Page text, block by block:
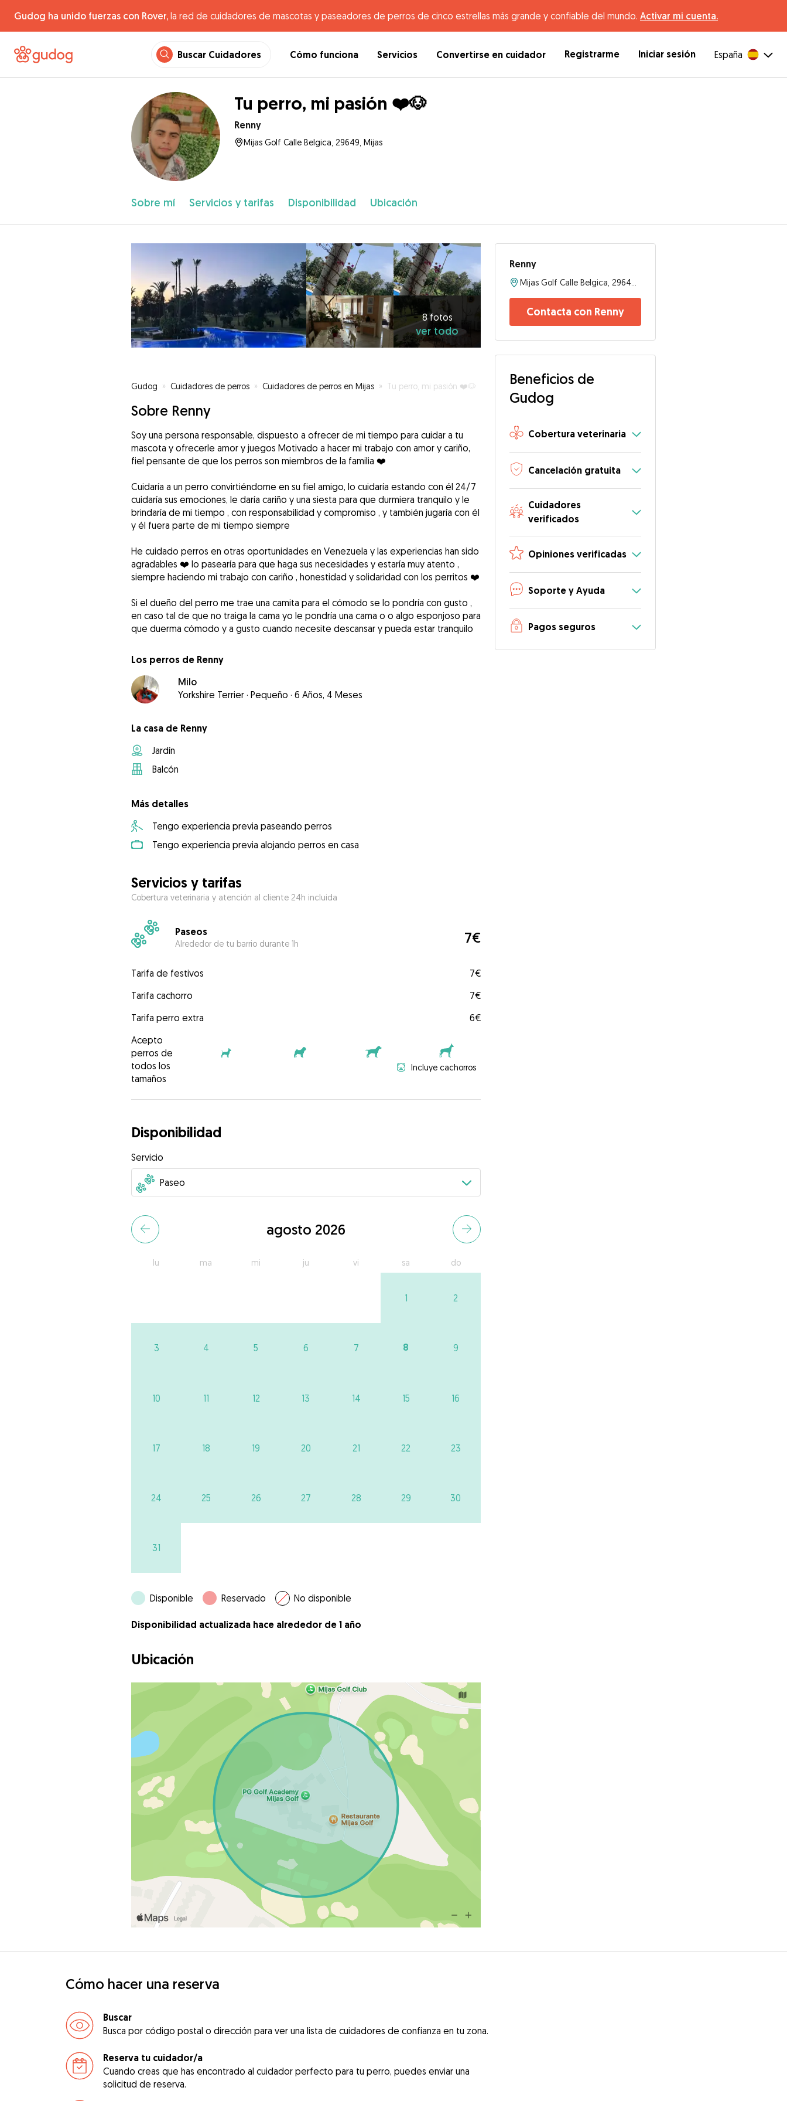
Gudog ha unido fuerzas con Rover, la red de cuidadores de mascotas y paseadores de perros de cinco estrellas más grande y confiable del mundo. Activar mi cuenta.
Buscar Cuidadores Cómo funciona Servicios Convertirse en cuidador Registrarme Iniciar sesión España
Tu perro, mi pasión ❤️🐶
Renny
Mijas Golf Calle Belgica, 29649, Mijas
Sobre mí Servicios y tarifas Disponibilidad Ubicación
8 fotos
ver todo
Gudog » Cuidadores de perros » Cuidadores de perros en Mijas » Tu perro, mi pasión ❤️🐶
Sobre Renny
Soy una persona responsable, dispuesto a ofrecer de mi tiempo para cuidar a tu
mascota y ofrecerle amor y juegos Motivado a hacer mi trabajo con amor y cariño,
fiel pensante de que los perros son miembros de la familia ❤️
Cuidaría a un perro convirtiéndome en su fiel amigo, lo cuidaría estando con él 24/7
cuidaría sus emociones, le daría cariño y una siesta para que durmiera tranquilo y le
brindaría de mi tiempo , con responsabilidad y compromiso , y también jugaría con él
y él fuera parte de mi tiempo siempre
He cuidado perros en otras oportunidades en Venezuela y las experiencias han sido
agradables ❤️ lo pasearía para que haga sus necesidades y estaría muy atento ,
siempre haciendo mi trabajo con cariño , honestidad y solidaridad con los perritos ❤️
Si el dueño del perro me trae una camita para el cómodo se lo pondría con gusto ,
en caso tal de que no traiga la cama yo le pondría una cama o o algo esponjoso para
que duerma cómodo y a gusto cuando necesite descansar y pueda estar tranquilo
Los perros de Renny
Milo
Yorkshire Terrier · Pequeño · 6 Años, 4 Meses
La casa de Renny
Jardín
Balcón
Más detalles
Tengo experiencia previa paseando perros
Tengo experiencia previa alojando perros en casa
Servicios y tarifas
Cobertura veterinaria y atención al cliente 24h incluida
Paseos
Alrededor de tu barrio durante 1h 7€
Tarifa de festivos
7€
Tarifa cachorro
7€
Tarifa perro extra
6€
Acepto
perros de
todos los
tamaños
Incluye cachorros
Disponibilidad
Servicio
agosto 2026
lu ma mi ju vi sa do
1 2
3 4 5 6 7 8 9
10 11 12 13 14 15 16
17 18 19 20 21 22 23
24 25 26 27 28 29 30
31
Disponible Reservado No disponible
Disponibilidad actualizada hace alrededor de 1 año
Ubicación
Renny
Contacta con Renny
Beneficios de
Gudog
Cobertura veterinaria
Cancelación gratuita
Cuidadores
verificados
Opiniones verificadas
Soporte y Ayuda
Pagos seguros
Cómo hacer una reserva
Buscar
Busca por código postal o dirección para ver una lista de cuidadores de confianza en tu zona.
Reserva tu cuidador/a
Cuando creas que has encontrado al cuidador perfecto para tu perro, puedes enviar una
solicitud de reserva.